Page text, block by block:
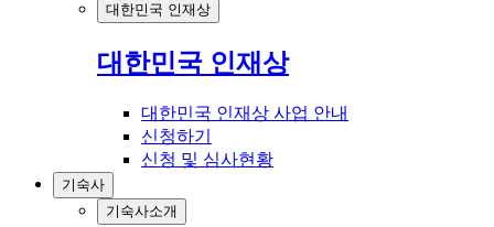
대한민국 인재상
대한민국 인재상
대한민국 인재상 사업 안내
신청하기
신청 및 심사현황
기숙사
기숙사소개